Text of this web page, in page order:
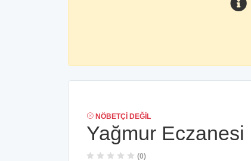
NÖBETÇI DEĞIL
Yağmur Eczanesi
(0)